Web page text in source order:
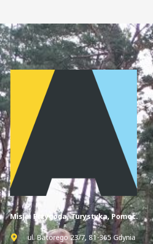
Misja: Przygoda, Turystyka, Pomoc.
ul. Batorego 23/7, 81-365 Gdynia